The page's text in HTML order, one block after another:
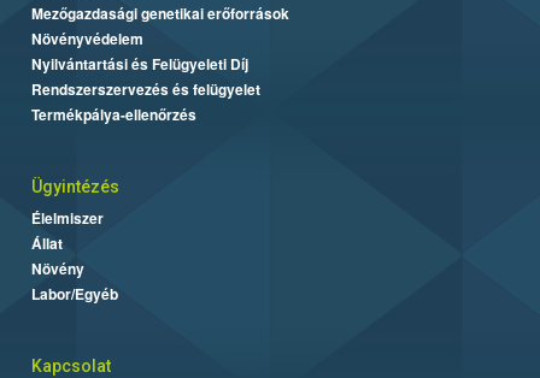
Mezőgazdasági genetikai erőforrások
Növényvédelem
Nyilvántartási és Felügyeleti Díj
Rendszerszervezés és felügyelet
Termékpálya-ellenőrzés
Ügyintézés
Élelmiszer
Állat
Növény
Labor/Egyéb
Kapcsolat